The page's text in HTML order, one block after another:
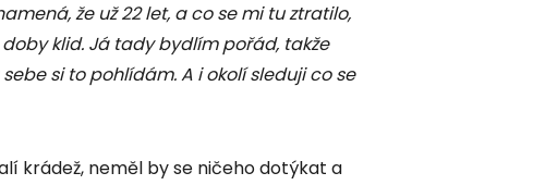
že už 22 let, a co se mi tu ztratilo,
klid. Já tady bydlím pořád, takže
si to pohlídám. A i okolí sleduji co se
krádež, neměl by se ničeho dotýkat a